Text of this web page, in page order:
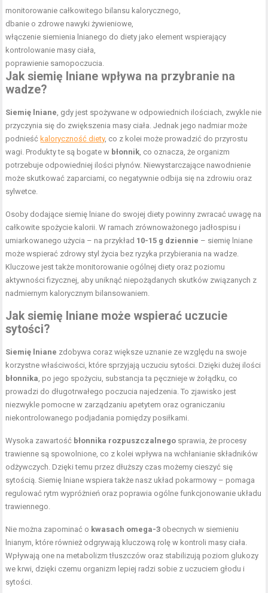
monitorowanie całkowitego bilansu kalorycznego,
dbanie o zdrowe nawyki żywieniowe,
włączenie siemienia lnianego do diety jako element wspierający
kontrolowanie masy ciała,
poprawienie samopoczucia.
Jak siemię lniane wpływa na przybranie na
wadze?
Siemię lniane, gdy jest spożywane w odpowiednich ilościach, zwykle nie
przyczynia się do zwiększenia masy ciała. Jednak jego nadmiar może
podnieść kaloryczność diety, co z kolei może prowadzić do przyrostu
wagi. Produkty te są bogate w błonnik, co oznacza, że organizm
potrzebuje odpowiedniej ilości płynów. Niewystarczające nawodnienie
może skutkować zaparciami, co negatywnie odbija się na zdrowiu oraz
sylwetce.
Osoby dodające siemię lniane do swojej diety powinny zwracać uwagę na
całkowite spożycie kalorii. W ramach zrównoważonego jadłospisu i
umiarkowanego użycia – na przykład 10-15 g dziennie – siemię lniane
może wspierać zdrowy styl życia bez ryzyka przybierania na wadze.
Kluczowe jest także monitorowanie ogólnej diety oraz poziomu
aktywności fizycznej, aby uniknąć niepożądanych skutków związanych z
nadmiernym kalorycznym bilansowaniem.
Jak siemię lniane może wspierać uczucie
sytości?
Siemię lniane zdobywa coraz większe uznanie ze względu na swoje
korzystne właściwości, które sprzyjają uczuciu sytości. Dzięki dużej ilości
błonnika, po jego spożyciu, substancja ta pęcznieje w żołądku, co
prowadzi do długotrwałego poczucia najedzenia. To zjawisko jest
niezwykle pomocne w zarządzaniu apetytem oraz ograniczaniu
niekontrolowanego podjadania pomiędzy posiłkami.
Wysoka zawartość błonnika rozpuszczalnego sprawia, że procesy
trawienne są spowolnione, co z kolei wpływa na wchłanianie składników
odżywczych. Dzięki temu przez dłuższy czas możemy cieszyć się
sytością. Siemię lniane wspiera także nasz układ pokarmowy – pomaga
regulować rytm wypróżnień oraz poprawia ogólne funkcjonowanie układu
trawiennego.
Nie można zapominać o kwasach omega-3 obecnych w siemieniu
lnianym, które również odgrywają kluczową rolę w kontroli masy ciała.
Wpływają one na metabolizm tłuszczów oraz stabilizują poziom glukozy
we krwi, dzięki czemu organizm lepiej radzi sobie z uczuciem głodu i
sytości.